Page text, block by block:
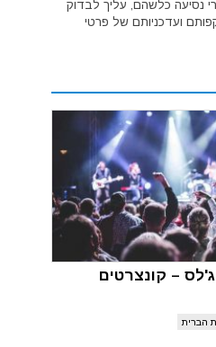
נסיעה כלשהם, עליך לבדוק
ועדכניותם של פרטי
– קונצרטים
הברית